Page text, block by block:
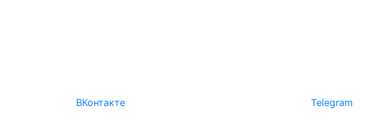
ВКонтакте
Telegram